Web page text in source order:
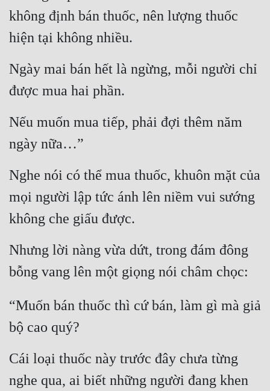
Đẹp
Đẹp Hiệp
Sát Phạt Quyết Đoán
Vô Sỉ
Điềm Đạm
không định bán thuốc, nên lượng thuốc
hiện tại không nhiều.
Ngày mai bán hết là ngừng, mỗi người chỉ
được mua hai phần.
Nếu muốn mua tiếp, phải đợi thêm năm
ngày nữa…”
Nghe nói có thể mua thuốc, khuôn mặt của
mọi người lập tức ánh lên niềm vui sướng
không che giấu được.
Nhưng lời nàng vừa dứt, trong đám đông
bỗng vang lên một giọng nói châm chọc:
“Muốn bán thuốc thì cứ bán, làm gì mà giả
bộ cao quý?
Cái loại thuốc này trước đây chưa từng
nghe qua, ai biết những người đang khen